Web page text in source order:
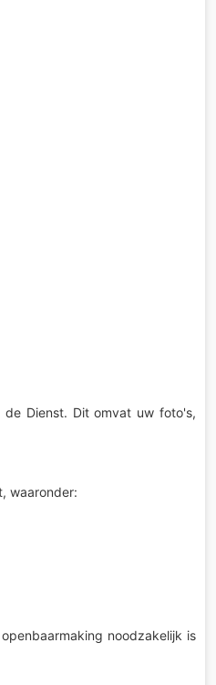
Dienst. Dit omvat uw foto's,
waaronder:
noodzakelijk is